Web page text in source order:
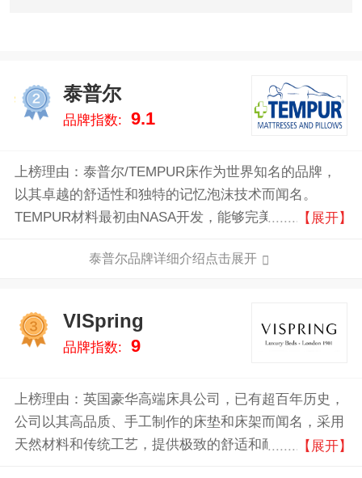
2
泰普尔
品牌指数: 9.1
上榜理由：泰普尔/TEMPUR床作为世界知名的品牌，
以其卓越的舒适性和独特的记忆泡沫技术而闻名。
TEMPUR材料最初由NASA开发，能够完美贴合人体曲
效缓解压力点，还能减少翻身次数，确保深度睡眠。
【展开】
泰普尔品牌详细介绍点击展开
3
VISpring
品牌指数: 9
上榜理由：英国豪华高端床具公司，已有超百年历史，
公司以其高品质、手工制作的床垫和床架而闻名，采用
天然材料和传统工艺，提供极致的舒适和耐用性。【展开】